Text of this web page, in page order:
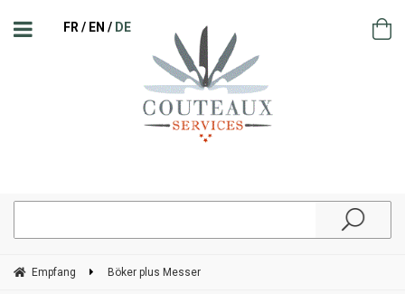
FR EN DE
Empfang Böker plus Messer